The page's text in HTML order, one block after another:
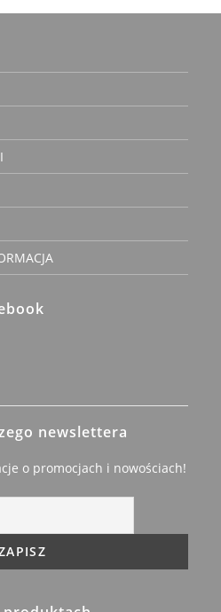
newslettera
o promocjach i nowościach!